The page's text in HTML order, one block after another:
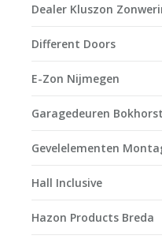
Dealer Kluszon
Different Doors
E-Zon Nijmegen
Garagedeuren
Gevelelementen
Hall Inclusive
Hazon Products Breda